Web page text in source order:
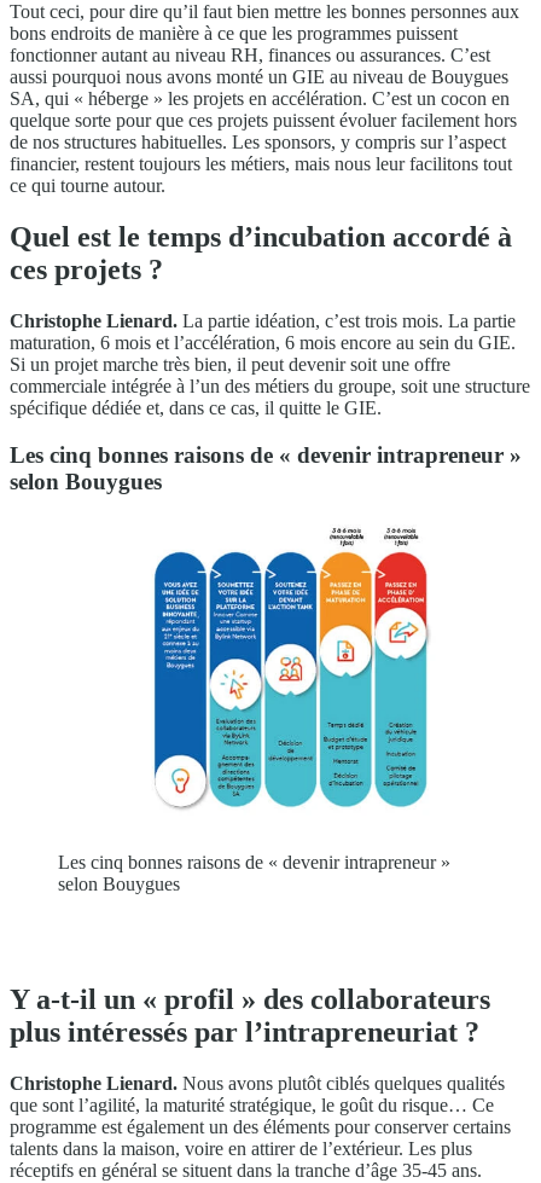
Tout ceci, pour dire qu’il faut bien mettre les bonnes personnes aux
bons endroits de manière à ce que les programmes puissent
fonctionner autant au niveau RH, finances ou assurances. C’est
aussi pourquoi nous avons monté un GIE au niveau de Bouygues
SA, qui « héberge » les projets en accélération. C’est un cocon en
quelque sorte pour que ces projets puissent évoluer facilement hors
de nos structures habituelles. Les sponsors, y compris sur l’aspect
financier, restent toujours les métiers, mais nous leur facilitons tout
ce qui tourne autour.
Quel est le temps d’incubation accordé à
ces projets ?
Christophe Lienard. La partie idéation, c’est trois mois. La partie
maturation, 6 mois et l’accélération, 6 mois encore au sein du GIE.
Si un projet marche très bien, il peut devenir soit une offre
commerciale intégrée à l’un des métiers du groupe, soit une structure
spécifique dédiée et, dans ce cas, il quitte le GIE.
Les cinq bonnes raisons de « devenir intrapreneur »
selon Bouygues
Les cinq bonnes raisons de « devenir intrapreneur »
selon Bouygues
Y a-t-il un « profil » des collaborateurs
plus intéressés par l’intrapreneuriat ?
Christophe Lienard. Nous avons plutôt ciblés quelques qualités
que sont l’agilité, la maturité stratégique, le goût du risque… Ce
programme est également un des éléments pour conserver certains
talents dans la maison, voire en attirer de l’extérieur. Les plus
réceptifs en général se situent dans la tranche d’âge 35-45 ans.